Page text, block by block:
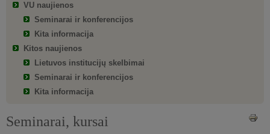
VU naujienos
Seminarai ir konferencijos
Kita informacija
Kitos naujienos
Lietuvos institucijų skelbimai
Seminarai ir konferencijos
Kita informacija
Seminarai, kursai